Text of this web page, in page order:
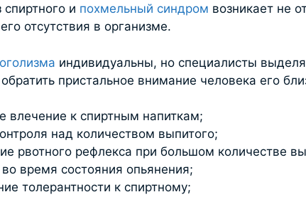
и похмельный синдром возникает не
отсутствия в организме.
индивидуальны, но специалисты
пристальное внимание человека его
влечение к спиртным напиткам;
над количеством выпитого;
рвотного рефлекса при большом количестве
время состояния опьянения;
толерантности к спиртному;